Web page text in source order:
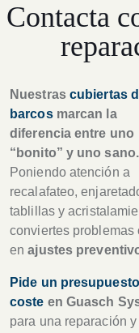
Contacta
Nuestras cubiertas
barcosmarcan la
diferencia entre uno
“bonito” y uno sano.
Poniendo atención a
recalafateo,
tablillas y
conviertes problemas
enajustes
Pide un
coste en Guasch
para una reparación y